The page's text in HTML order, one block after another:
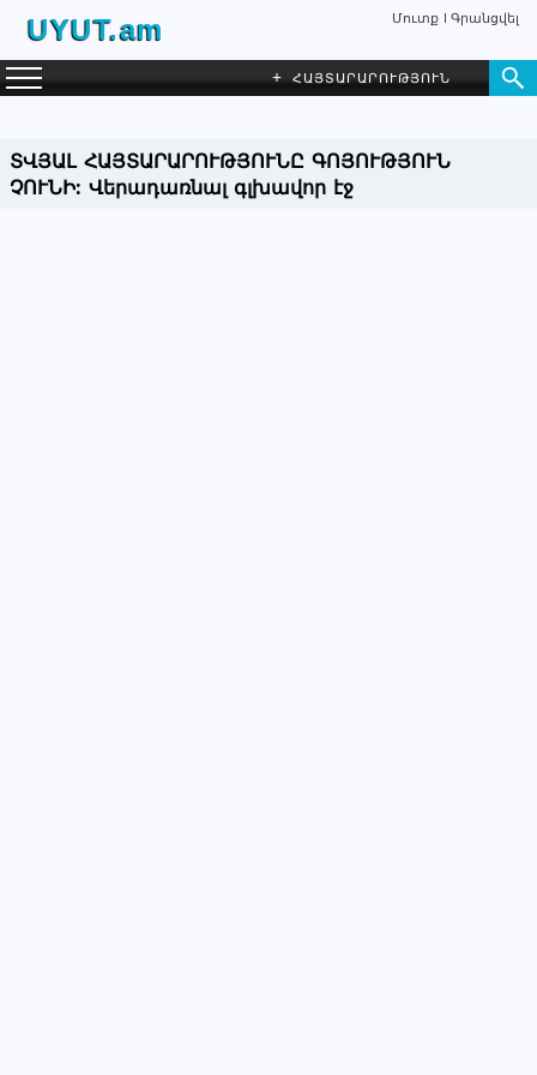
UYUT.am Մուտք Գրանցվել
+ ՀԱՅՏԱՐԱՐՈՒԹՅՈՒՆ
ՏՎՅԱԼ ՀԱՅՏԱՐԱՐՈՒԹՅՈՒՆԸ ԳՈՅՈՒԹՅՈՒՆ
ՉՈՒՆԻ: Վերադառնալ գլխավոր էջ